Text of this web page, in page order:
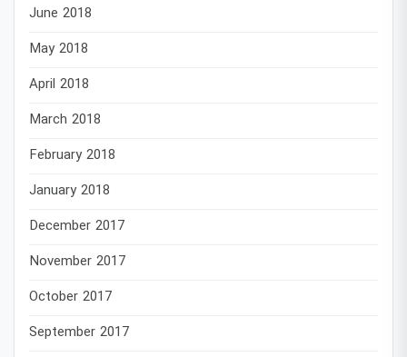
June 2018
May 2018
April 2018
March 2018
February 2018
January 2018
December 2017
November 2017
October 2017
September 2017